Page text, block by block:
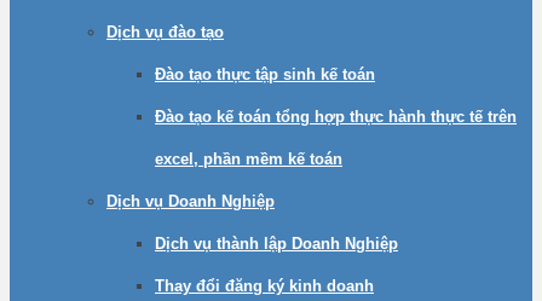
Dịch vụ đào tạo
Đào tạo thực tập sinh kế toán
Đào tạo kế toán tổng hợp thực hành thực tế trên
excel, phần mềm kế toán
Dịch vụ Doanh Nghiệp
Dịch vụ thành lập Doanh Nghiệp
Thay đổi đăng ký kinh doanh